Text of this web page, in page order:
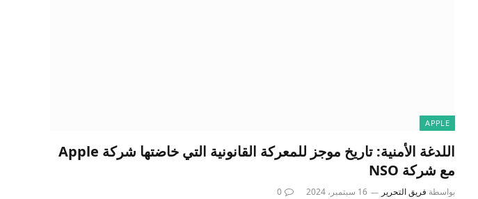
APPLE
اللدغة الأمنية: تاريخ موجز للمعركة القانونية التي خاضتها شركة Apple
مع شركة NSO
بواسطة فريق التحرير 16 سبتمبر، 2024 0